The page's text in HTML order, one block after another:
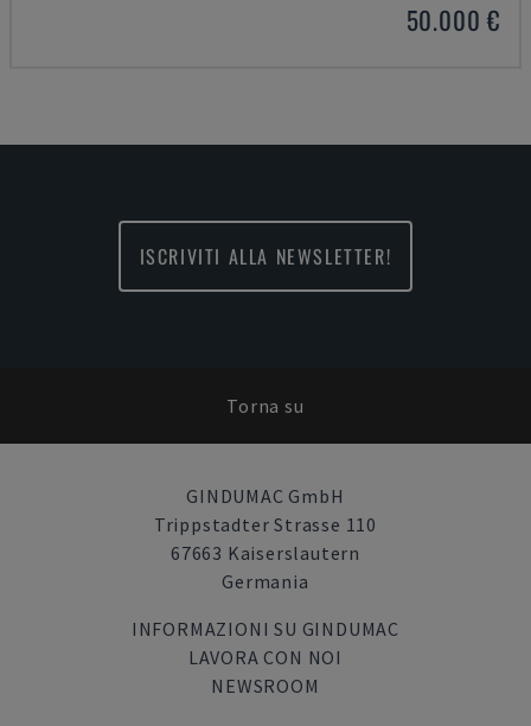
50.000 €
ISCRIVITI ALLA NEWSLETTER!
Torna su
GINDUMAC GmbH
Trippstadter Strasse 110
67663 Kaiserslautern
Germania
INFORMAZIONI SU GINDUMAC
LAVORA CON NOI
NEWSROOM